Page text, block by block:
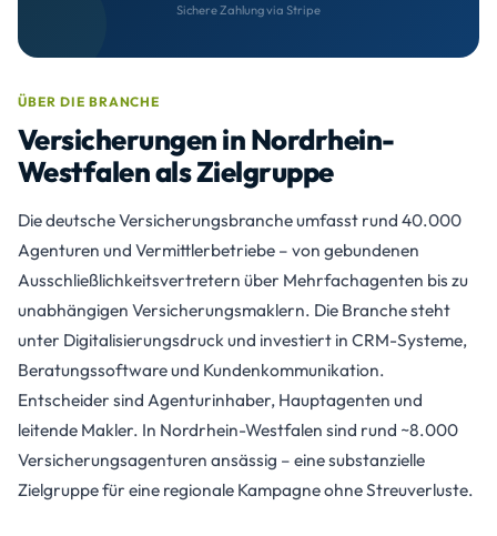
Sichere Zahlung via Stripe
ÜBER DIE BRANCHE
Versicherungen in Nordrhein-
Westfalen als Zielgruppe
Die deutsche Versicherungsbranche umfasst rund 40.000
Agenturen und Vermittlerbetriebe – von gebundenen
Ausschließlichkeitsvertretern über Mehrfachagenten bis zu
unabhängigen Versicherungsmaklern. Die Branche steht
unter Digitalisierungsdruck und investiert in CRM-Systeme,
Beratungssoftware und Kundenkommunikation.
Entscheider sind Agenturinhaber, Hauptagenten und
leitende Makler. In Nordrhein-Westfalen sind rund ~8.000
Versicherungsagenturen ansässig – eine substanzielle
Zielgruppe für eine regionale Kampagne ohne Streuverluste.